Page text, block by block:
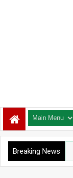
Breaking News